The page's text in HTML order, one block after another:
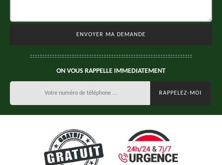
ON VOUS RAPPELLE IMMEDIATEMENT